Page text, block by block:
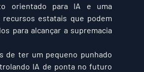
orientado para IA e uma
recursos estatais que podem
para alcançar a supremacia
de ter um pequeno punhado
IA de ponta no futuro